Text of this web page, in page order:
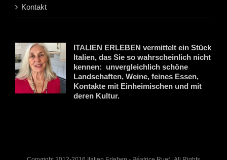
Kontakt
ITALIEN ERLEBEN vermittelt ein Stück
Italien, das Sie so wahrscheinlich nicht
kennen: unvergleichlich schöne
Landschaften, Weine, feines Essen,
Kontakte mit Einheimischen und mit
deren Kultur.